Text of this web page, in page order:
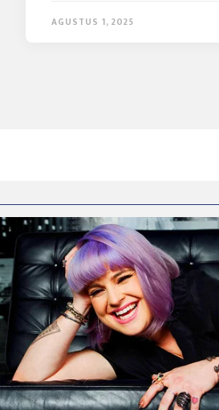
AGUSTUS 1, 2025